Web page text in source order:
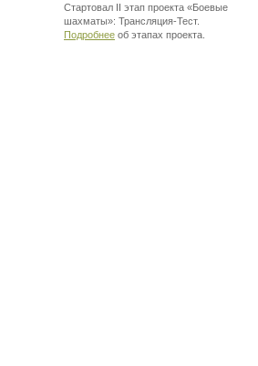
Стартовал II этап проекта «Боевые
шахматы»: Трансляция-Тест.
Подробнее об этапах проекта.